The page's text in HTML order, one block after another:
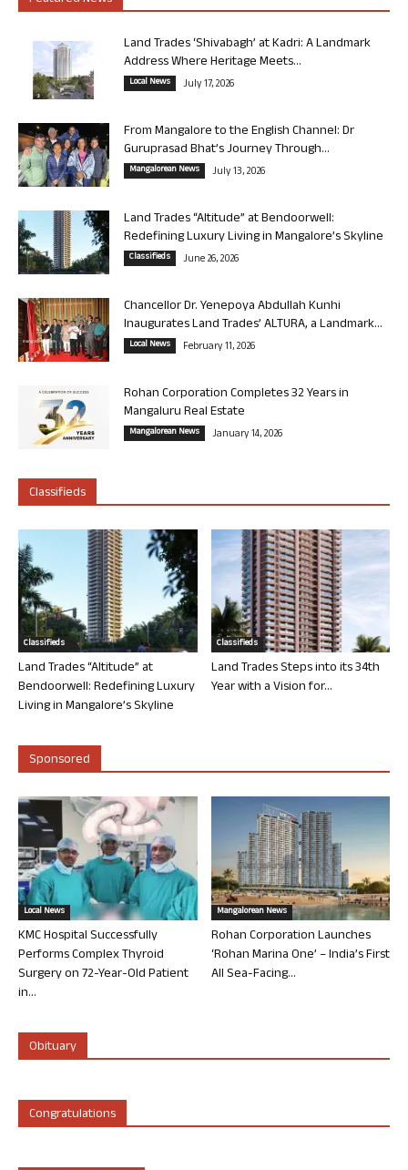
Land Trades ‘Shivabagh’ at Kadri: A Landmark
Address Where Heritage Meets...
Local News July 17, 2026
From Mangalore to the English Channel: Dr
Guruprasad Bhat’s Journey Through...
Mangalorean News July 13, 2026
Land Trades “Altitude” at Bendoorwell:
Redefining Luxury Living in Mangalore’s Skyline
Classifieds June 26, 2026
Chancellor Dr. Yenepoya Abdullah Kunhi
Inaugurates Land Trades’ ALTURA, a Landmark...
Local News February 11, 2026
Rohan Corporation Completes 32 Years in
Mangaluru Real Estate
Mangalorean News January 14, 2026
Classifieds
Classifieds
Land Trades “Altitude” at
Bendoorwell: Redefining Luxury
Living in Mangalore’s Skyline
Classifieds
Land Trades Steps into its 34th
Year with a Vision for...
Sponsored
Local News
KMC Hospital Successfully
Performs Complex Thyroid
Surgery on 72-Year-Old Patient
in...
Mangalorean News
Rohan Corporation Launches
‘Rohan Marina One’ – India’s First
All Sea-Facing...
Obituary
Congratulations